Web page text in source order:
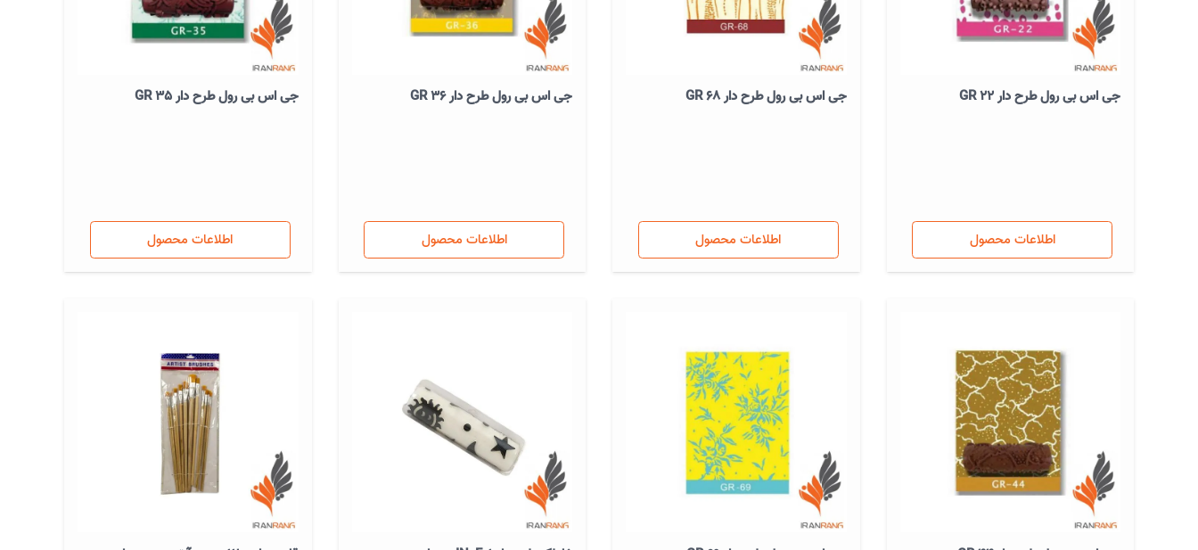
جی اس بی رول طرح دار GR 22
اطلاعات محصول
جی اس بی رول طرح دار GR 68
اطلاعات محصول
جی اس بی رول طرح دار GR 36
اطلاعات محصول
جی اس بی رول طرح دار GR 35
اطلاعات محصول